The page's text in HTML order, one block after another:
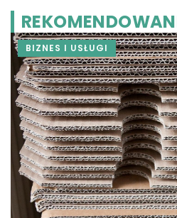
BIZNES I USŁUGI